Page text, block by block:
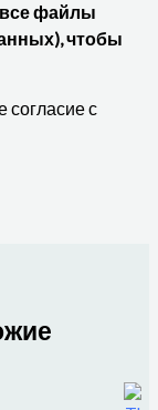
файлы
чтобы
согласие с